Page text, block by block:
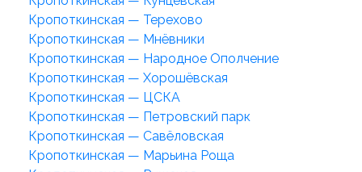
Кропоткинская — Терехово
Кропоткинская — Мнёвники
Кропоткинская — Народное Ополчение
Кропоткинская — Хорошёвская
Кропоткинская — ЦСКА
Кропоткинская — Петровский парк
Кропоткинская — Савёловская
Кропоткинская — Марьина Роща